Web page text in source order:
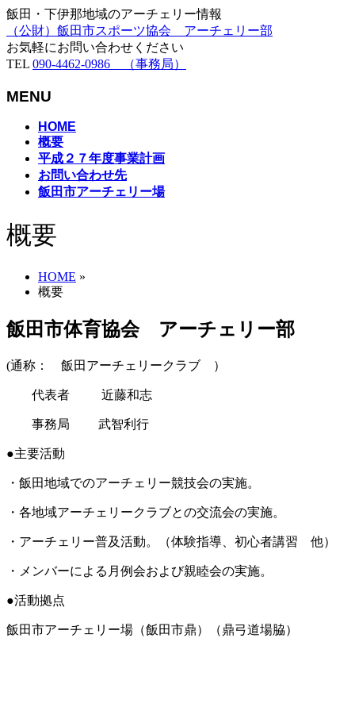
飯田・下伊那地域のアーチェリー情報
（公財）飯田市スポーツ協会 アーチェリー部
お気軽にお問い合わせください
TEL 090-4462-0986 （事務局）
MENU
ば
す
HOME
概要
平成２７年度事業計画
お問い合わせ先
飯田市アーチェリー場
概要
HOME »
概要
飯田市体育協会 アーチェリー部
(通称： 飯田アーチェリークラブ ）
代表者 近藤和志
事務局 武智利行
●主要活動
・飯田地域でのアーチェリー競技会の実施。
・各地域アーチェリークラブとの交流会の実施。
・アーチェリー普及活動。（体験指導、初心者講習 他）
・メンバーによる月例会および親睦会の実施。
●活動拠点
飯田市アーチェリー場（飯田市鼎）（鼎弓道場脇）